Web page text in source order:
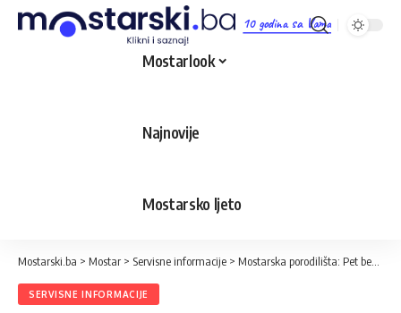
10 godina sa Vama
Mostarlook
Najnovije
Mostarsko ljeto
Mostarski.ba > Mostar > Servisne informacije > Mostarska porodilišta: Pet beba u protekla 24 sata
SERVISNE INFORMACIJE